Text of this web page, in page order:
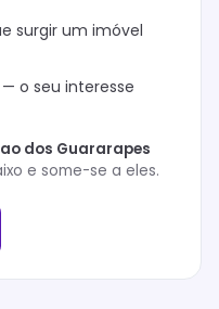
surgir um imóvel
o seu interesse
dos Guararapes
e some-se a eles.